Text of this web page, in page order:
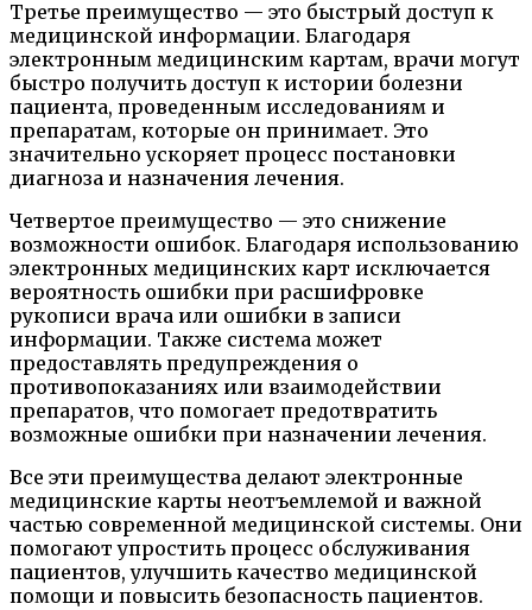
Третье преимущество — это быстрый доступ к
медицинской информации. Благодаря
электронным медицинским картам, врачи могут
быстро получить доступ к истории болезни
пациента, проведенным исследованиям и
препаратам, которые он принимает. Это
значительно ускоряет процесс постановки
диагноза и назначения лечения.
Четвертое преимущество — это снижение
возможности ошибок. Благодаря использованию
электронных медицинских карт исключается
вероятность ошибки при расшифровке
рукописи врача или ошибки в записи
информации. Также система может
предоставлять предупреждения о
противопоказаниях или взаимодействии
препаратов, что помогает предотвратить
возможные ошибки при назначении лечения.
Все эти преимущества делают электронные
медицинские карты неотъемлемой и важной
частью современной медицинской системы. Они
помогают упростить процесс обслуживания
пациентов, улучшить качество медицинской
помощи и повысить безопасность пациентов.